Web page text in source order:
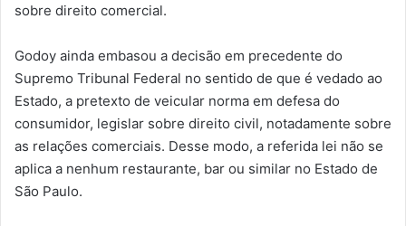
sobre direito comercial.
Godoy ainda embasou a decisão em precedente do
Supremo Tribunal Federal no sentido de que é vedado ao
Estado, a pretexto de veicular norma em defesa do
consumidor, legislar sobre direito civil, notadamente sobre
as relações comerciais. Desse modo, a referida lei não se
aplica a nenhum restaurante, bar ou similar no Estado de
São Paulo.